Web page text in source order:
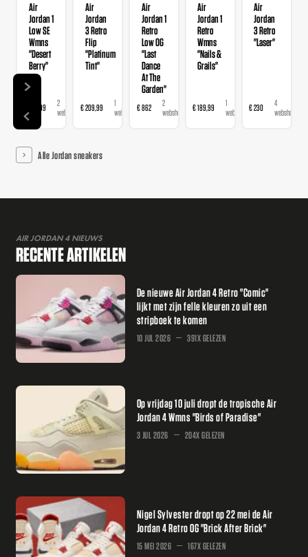
Air
Jordan 1
Low SE
Wmns
"Desert
Berry"
€ 139,99
2
webshops
Air
Jordan
3 Retro
Flip
"Platinum
Tint"
€ 209,99
1
webshop
Air
Jordan 1
Retro
Low OG
"Last
Dance
At The
Garden"
€ 862
2
webshops
Air
Jordan 1
Retro
Wmns
"Nails &
Grails"
€ 189,99
1
webshop
Air
Jordan
3 Retro
"Laser"
€ 230
4
webshops
Alle Jordan sneakers
AIR JORDAN 4 NIEUWS
RECENTE ARTIKELEN
De nieuwe Air Jordan 4 Retro "Comic"
lijkt met zijn felle kleuren zo uit een
stripboek te komen
10 JUL 2026 391X GELEZEN
Op vrijdag 10 juli dropt de tropische Air
Jordan 4 Wmns "Birds of Paradise"
3 JUL 2026 204X GELEZEN
Nigel Sylvester dropt op 22 mei de Air
Jordan 4 Retro OG "Brick After Brick"
15 MEI 2026 167X GELEZEN